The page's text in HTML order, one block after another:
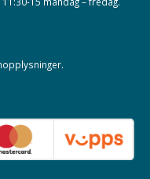
.